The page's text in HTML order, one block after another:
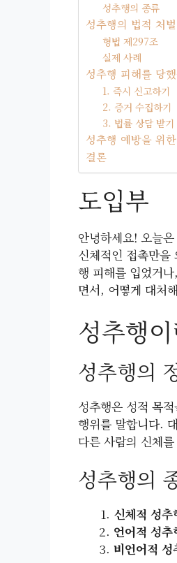
성추행의 종류
성추행의 법적 처벌
형법 제297조
실제 사례
성추행 피해를 당
1. 즉시 신고하기
2. 증거 수집하기
3. 법률 상담 받기
성추행 예방을 위
결론
도입부
안녕하세요! 오늘
신체적인 접촉만
행 피해를 입었거
면서, 어떻게 대처
성추행
성추행의
성추행은 성적 목
행위를 말합니다.
다른 사람의 신체
성추행의
신체적 성추
언어적 성추
비언어적 성